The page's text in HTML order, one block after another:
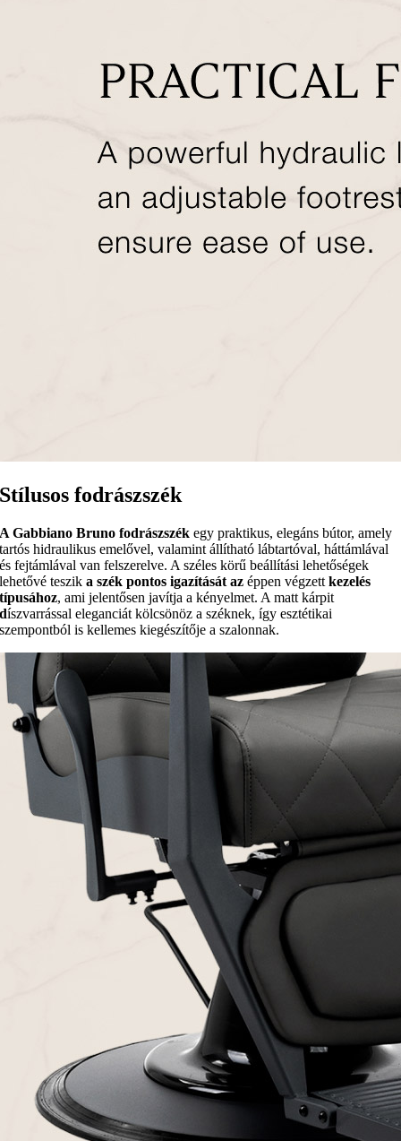
Stílusos fodrászszék
A Gabbiano Bruno fodrászszék egy praktikus, elegáns bútor, amely
tartós hidraulikus emelővel, valamint állítható lábtartóval, háttámlával
és fejtámlával van felszerelve. A széles körű beállítási lehetőségek
lehetővé teszika szék pontos igazítását az éppen végzettkezelés
típusához, ami jelentősen javítja a kényelmet. A matt kárpit
díszvarrással eleganciát kölcsönöz a széknek, így esztétikai
szempontból is kellemes kiegészítője a szalonnak.